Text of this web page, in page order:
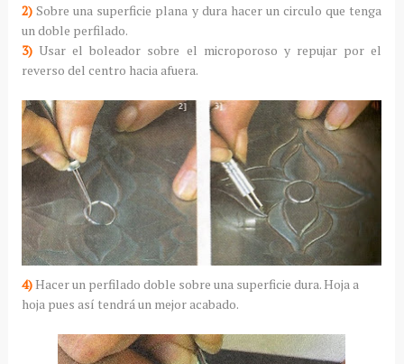
2)Sobre una superficie plana y dura hacer un circulo que tenga
un doble perfilado.
3)Usar el boleador sobre el microporoso y repujar por el
reverso del centro hacia afuera.
4)Hacer un perfilado doble sobre una superficie dura. Hoja a
hoja pues así tendrá un mejor acabado.